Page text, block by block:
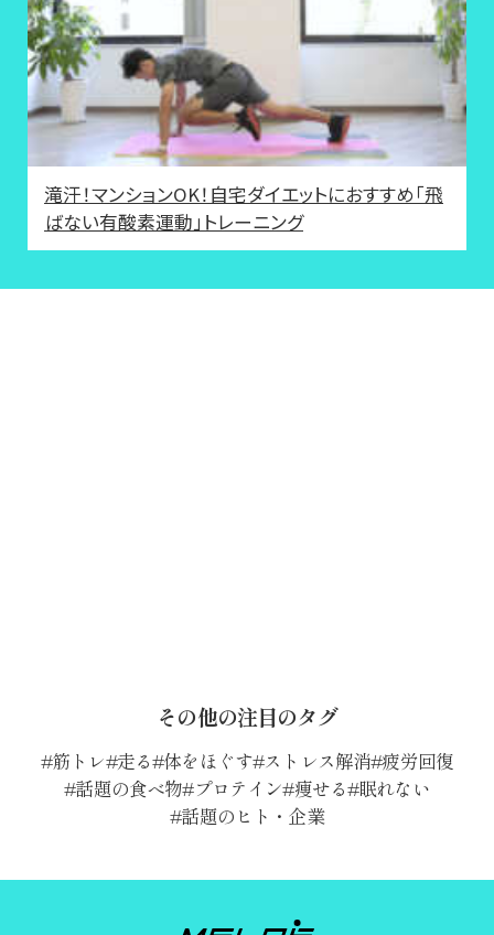
滝汗！マンションOK！自宅ダイエットにおすすめ「飛
ばない有酸素運動」トレーニング
その他の注目のタグ
筋トレ 走る 体をほぐす ストレス解消 疲労回復
話題の食べ物 プロテイン 痩せる 眠れない
話題のヒト・企業